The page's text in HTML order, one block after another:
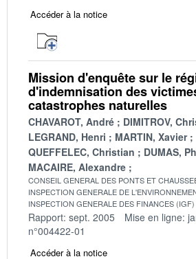
Accéder à la notice
Mission d'enquête sur le
d'indemnisation des
catastrophes naturelles
CHAVAROT, André
DIMITROV,
LEGRAND, Henri
MARTIN, Xavier
QUEFFELEC, Christian
DUMAS,
MACAIRE, Alexandre
CONSEIL GENERAL DES PONTS ET
INSPECTION GENERALE DE
INSPECTION GENERALE DES FINANCES (IGF)
Rapport: sept. 2005 Mise en ligne:
n°004422-01
Accéder à la notice